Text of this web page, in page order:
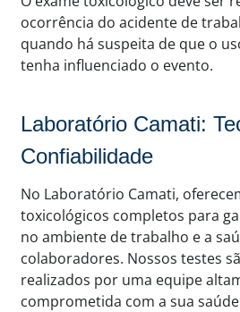
ocorrência do acidente de
quando há suspeita de que o
tenha influenciado o evento.
Laboratório Camati:
Confiabilidade
No Laboratório Camati,
toxicológicos completos para
no ambiente de trabalho e a
colaboradores. Nossos testes
realizados por uma equipe
comprometida com a sua